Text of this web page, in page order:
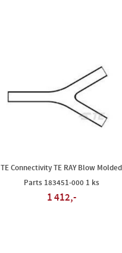
TE Connectivity TE RAY Blow Molded
Parts 183451-000 1 ks
1 412,-